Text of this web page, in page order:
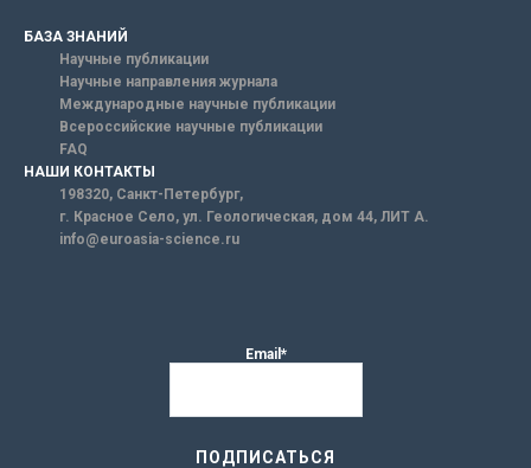
БАЗА ЗНАНИЙ
Научные публикации
Научные направления журнала
Международные научные публикации
Всероссийские научные публикации
FAQ
НАШИ КОНТАКТЫ
198320, Санкт-Петербург,
г. Красное Село, ул. Геологическая, дом 44, ЛИТ А.
info@euroasia-science.ru
Email*